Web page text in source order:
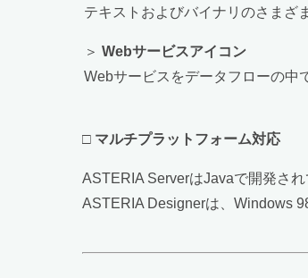
テキストおよびバイナリのさまざ
＞ Webサービスアイコン
Webサービスをデータフローの中
□ マルチプラットフォーム対応
ASTERIA ServerはJavaで開発さ
ASTERIA Designerは、Windows